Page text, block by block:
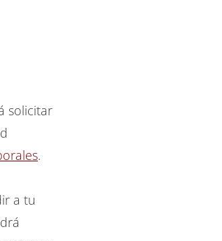
solicitar
.
a tu